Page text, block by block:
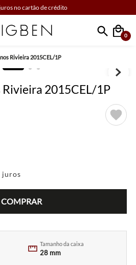
no cartão de crédito
0
Rivieira 2015CEL/1P
Rivieira 2015CEL/1P
juros
COMPRAR
Tamanho da caixa
28 mm